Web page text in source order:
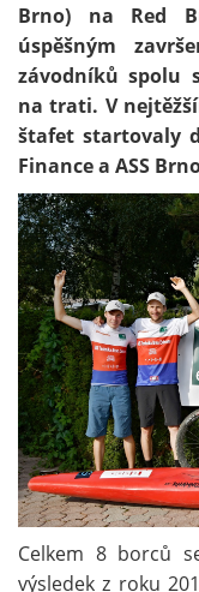
Brno) na Red
úspěšným
závodníků spolu
na trati. V
štafet startovaly
Finance a ASS
Celkem 8 borců
výsledek z roku